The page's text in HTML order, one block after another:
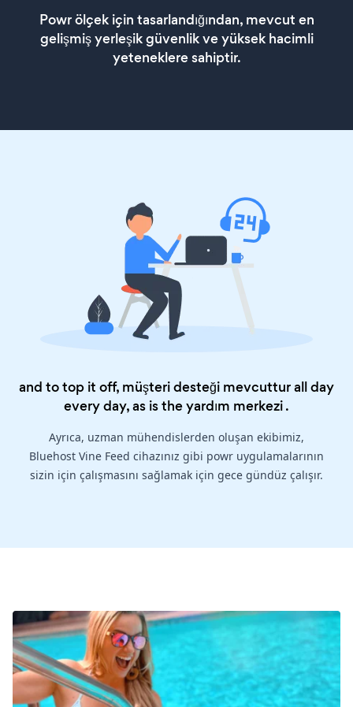
Powr ölçek için tasarlandığından, mevcut en
gelişmiş yerleşik güvenlik ve yüksek hacimli
yeteneklere sahiptir.
and to top it off, müşteri desteği mevcuttur all day
every day, as is theyardım merkezi.
Ayrıca, uzman mühendislerden oluşan ekibimiz,
Bluehost Vine Feed cihazınız gibi powr uygulamalarının
sizin için çalışmasını sağlamak için gece gündüz çalışır.